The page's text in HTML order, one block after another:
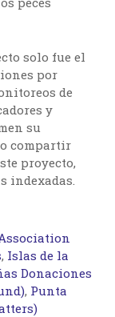
solo fue el
por
de
y
su
compartir
proyecto,
indexadas.
, Islas de la
Donaciones
, Punta